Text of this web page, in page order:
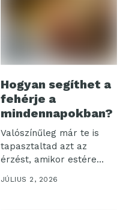
Hogyan segíthet a
fehérje a
mindennapokban?
Valószínűleg már te is
tapasztaltad azt az
érzést, amikor estére
minden energiád...
JÚLIUS 2, 2026